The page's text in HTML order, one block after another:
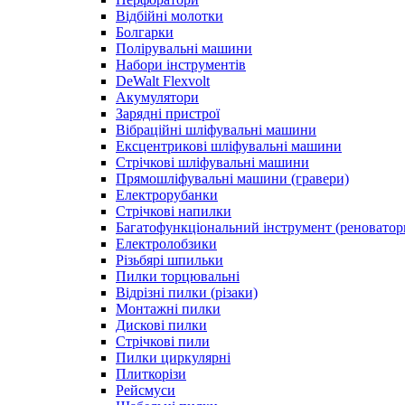
Відбійні молотки
Болгарки
Полірувальні машини
Набори інструментів
DeWalt Flexvolt
Акумулятори
Зарядні пристрої
Вібраційні шліфувальні машини
Ексцентрикові шліфувальні машини
Стрічкові шліфувальні машини
Прямошліфувальні машини (гравери)
Електрорубанки
Стрічкові напилки
Багатофункціональний інструмент
Електролобзики
Різьбярі шпильки
Пилки торцювальні
Відрізні пилки (різаки)
Монтажні пилки
Дискові пилки
Стрічкові пили
Пилки циркулярні
Плиткорізи
Рейсмуси